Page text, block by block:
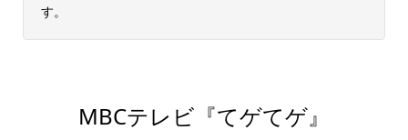
す。
MBCテレビ『てゲてゲ』